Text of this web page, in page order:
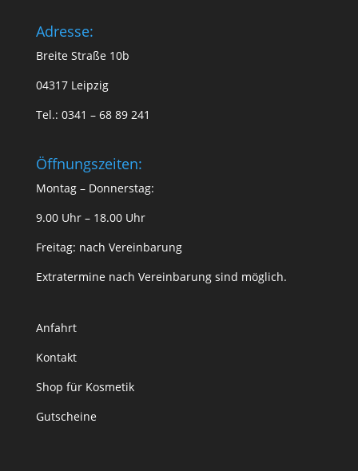
Adresse:
Breite Straße 10b
04317 Leipzig
Tel.: 0341 – 68 89 241
Öffnungszeiten:
Montag – Donnerstag:
9.00 Uhr – 18.00 Uhr
Freitag: nach Vereinbarung
Extratermine nach Vereinbarung sind möglich.
Anfahrt
Kontakt
Shop für Kosmetik
Gutscheine